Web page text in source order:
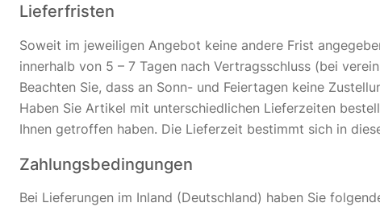
Lieferfristen
Soweit im jeweiligen Angebot keine andere Frist
innerhalb von 5 – 7 Tagen nach Vertragsschluss (bei
Beachten Sie, dass an Sonn- und Feiertagen keine
Haben Sie Artikel mit unterschiedlichen Lieferzeiten
Ihnen getroffen haben. Die Lieferzeit bestimmt sich in
Zahlungsbedingungen
Bei Lieferungen im Inland (Deutschland) haben Sie